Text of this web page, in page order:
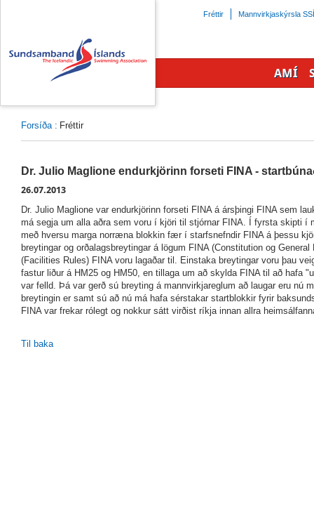
Forsíða: Fréttir
Dr. Julio Maglione endurkjörinn forseti FINA -
26.07.2013
Dr. Julio Maglione var endurkjörinn forseti FINA á ársþingi FINA sem
má segja um alla aðra sem voru í kjöri til stjórnar FINA. Í fyrsta skipti í
með hversu marga norræna blokkin fær í starfsnefndir FINA á þessu
breytingar og orðalagsbreytingar á lögum FINA (Constitution og
(Facilities Rules) FINA voru lagaðar til. Einstaka breytingar voru þau
fastur liður á HM25 og HM50, en tillaga um að skylda FINA til að hafa
var felld. Þá var gerð sú breyting á mannvirkjareglum að laugar eru
breytingin er samt sú að nú má hafa sérstakar startblokkir fyrir
FINA var frekar rólegt og nokkur sátt virðist ríkja innan allra
Til baka
Fréttir Mannvirkjaskýrsla SSÍ
AMÍ